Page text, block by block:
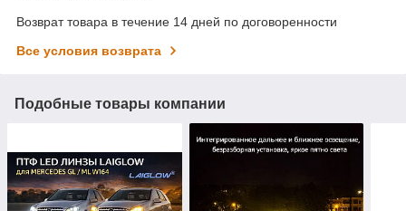
Возврат товара в течение 14 дней по договоренности
Все условия возврата
Подобные товары компании